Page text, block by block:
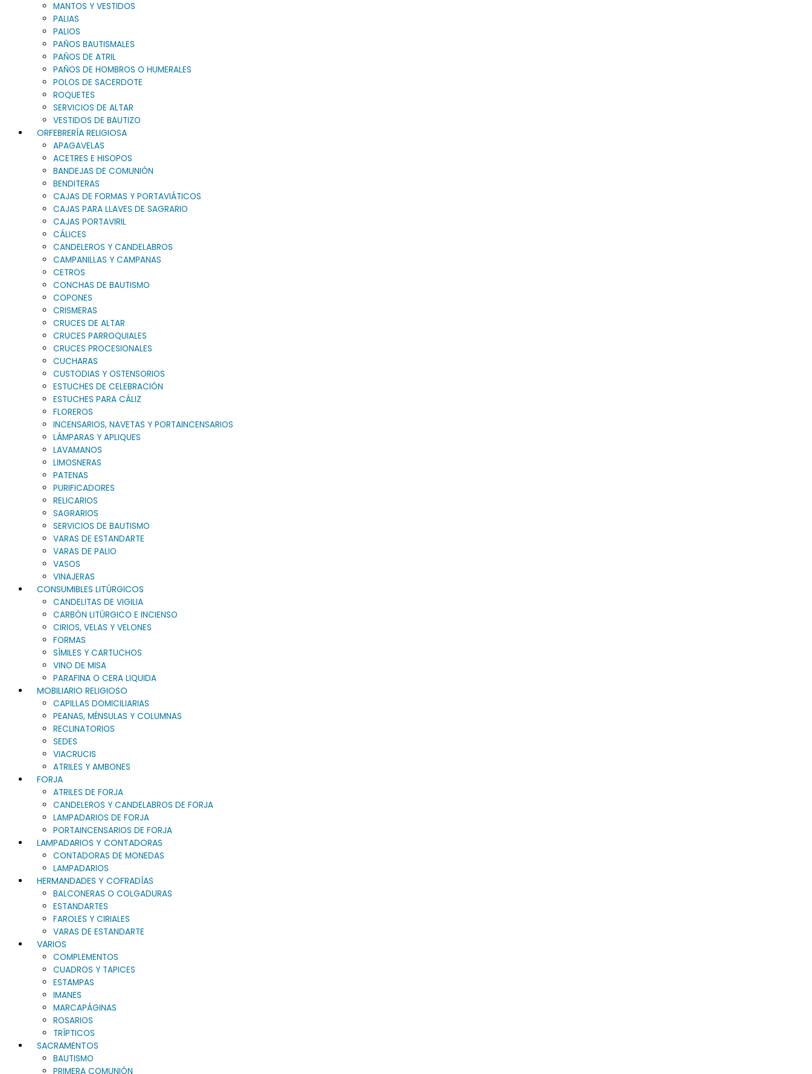
MANTOS Y VESTIDOS
PALIAS
PALIOS
PAÑOS BAUTISMALES
PAÑOS DE ATRIL
PAÑOS DE HOMBROS O HUMERALES
POLOS DE SACERDOTE
ROQUETES
SERVICIOS DE ALTAR
VESTIDOS DE BAUTIZO
ORFEBRERÍA RELIGIOSA
APAGAVELAS
ACETRES E HISOPOS
BANDEJAS DE COMUNIÓN
BENDITERAS
CAJAS DE FORMAS Y PORTAVIÁTICOS
CAJAS PARA LLAVES DE SAGRARIO
CAJAS PORTAVIRIL
CÁLICES
CANDELEROS Y CANDELABROS
CAMPANILLAS Y CAMPANAS
CETROS
CONCHAS DE BAUTISMO
COPONES
CRISMERAS
CRUCES DE ALTAR
CRUCES PARROQUIALES
CRUCES PROCESIONALES
CUCHARAS
CUSTODIAS Y OSTENSORIOS
ESTUCHES DE CELEBRACIÓN
ESTUCHES PARA CÁLIZ
FLOREROS
INCENSARIOS, NAVETAS Y PORTAINCENSARIOS
LÁMPARAS Y APLIQUES
LAVAMANOS
LIMOSNERAS
PATENAS
PURIFICADORES
RELICARIOS
SAGRARIOS
SERVICIOS DE BAUTISMO
VARAS DE ESTANDARTE
VARAS DE PALIO
VASOS
VINAJERAS
CONSUMIBLES LITÚRGICOS
CANDELITAS DE VIGILIA
CARBÓN LITÚRGICO E INCIENSO
CIRIOS, VELAS Y VELONES
FORMAS
SÍMILES Y CARTUCHOS
VINO DE MISA
PARAFINA O CERA LIQUIDA
MOBILIARIO RELIGIOSO
CAPILLAS DOMICILIARIAS
PEANAS, MÉNSULAS Y COLUMNAS
RECLINATORIOS
SEDES
VIACRUCIS
ATRILES Y AMBONES
FORJA
ATRILES DE FORJA
CANDELEROS Y CANDELABROS DE FORJA
LAMPADARIOS DE FORJA
PORTAINCENSARIOS DE FORJA
LAMPADARIOS Y CONTADORAS
CONTADORAS DE MONEDAS
LAMPADARIOS
HERMANDADES Y COFRADÍAS
BALCONERAS O COLGADURAS
ESTANDARTES
FAROLES Y CIRIALES
VARAS DE ESTANDARTE
VARIOS
COMPLEMENTOS
CUADROS Y TAPICES
ESTAMPAS
IMANES
MARCAPÁGINAS
ROSARIOS
TRÍPTICOS
SACRAMENTOS
BAUTISMO
PRIMERA COMUNIÓN